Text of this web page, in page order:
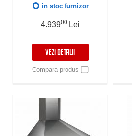
Aspiratie perimetrala,
Dynamic Control
in stoc furnizor
4.93900 Lei
VEZI DETALII
Compara produs